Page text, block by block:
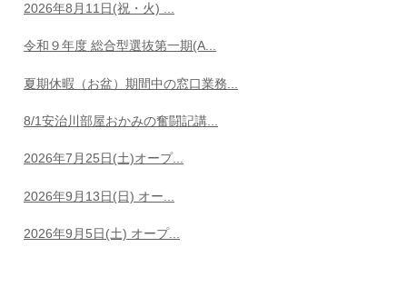
2026年8月11日(祝・火) ...
令和９年度 総合型選抜第一期(A...
夏期休暇（お盆）期間中の窓口業務...
8/1安治川部屋おかみの奮闘記講...
2026年7月25日(土)オープ...
2026年9月13日(日) オー...
2026年9月5日(土) オープ...